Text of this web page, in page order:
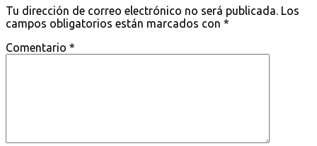
Tu dirección de correo electrónico no será publicada. Los
campos obligatorios están marcados con *
Comentario *